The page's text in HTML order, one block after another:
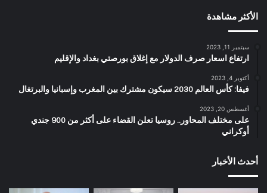
الأكثر مشاهدة
سبتمبر 11, 2023
ارتفاع اسعار صرف الدولار مع إغلاق بورصتي بغداد والإقليم
أكتوبر 4, 2023
فيفا: كأس العالم 2030 سيكون مشترك بين المغرب وإسبانيا والبرتغال
أغسطس 20, 2023
على مختلف المحاور.. روسيا تعلن القضاء على أكثر من 900 جندي
أوكراني
أحدث الأخبار